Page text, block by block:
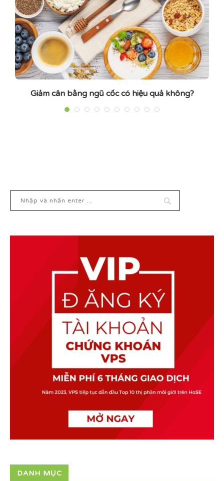
Giảm cân bằng ngũ cốc có hiệu quả không?
DANH MỤC